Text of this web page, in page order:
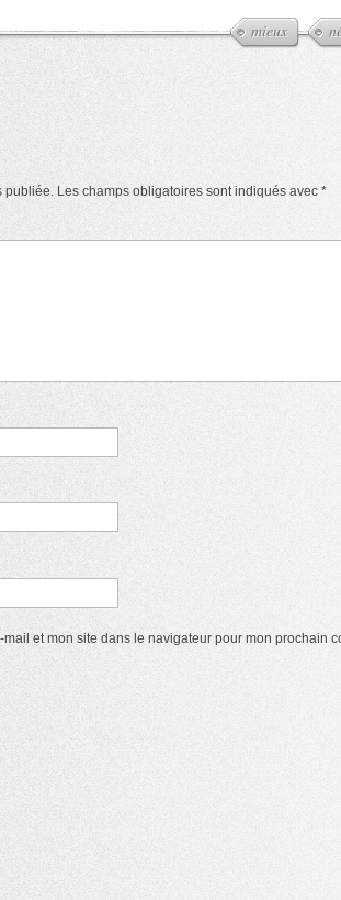
mieux
publiée. Les champs obligatoires sont indiqués avec *
mail et mon site dans le navigateur pour mon prochain